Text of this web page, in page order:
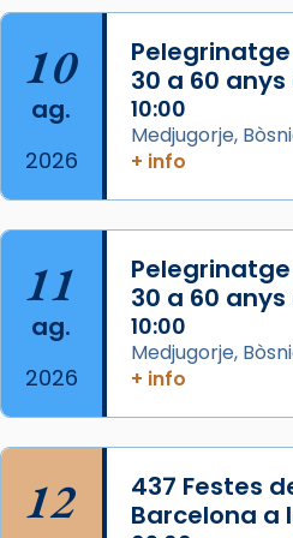
Aquest dilluns, 27 de
missa d’acció de
comitè organitzador de
del Sant Pare Lleó XIV a
col·laboradors, a la
L’arquebisbe de
Josep Omella, ha
concelebrat el bisbe
Mons. David Abadías.
📸 Dr. G. Simón
Photo
View on Facebook · Share
Arquebisbat de
2 weeks ago
10
ag.
2026
30 a 60
10:00
Medjugorje,
+ info
11
ag.
2026
30 a 60
10:00
Medjugorje,
+ info
12
437 Festes
Barcelona a